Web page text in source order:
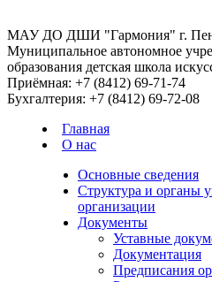
МАУ ДО ДШИ "Гармония" г.
Муниципальное автономное
образования детская школа
Приёмная: +7 (8412) 69-71-74
Бухгалтерия: +7 (8412) 69-72-08
Главная
О нас
Основные сведения
Структура и органы
организации
Документы
Уставные
Документация
Предписания